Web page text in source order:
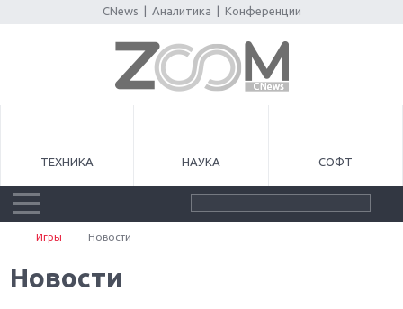
CNews Аналитика Конференции
ТЕХНИКА НАУКА СОФТ
Игры Новости
Новости